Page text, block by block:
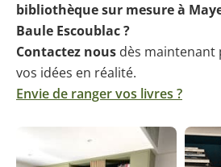
bibliothèque sur mesure à
Baule Escoublac ?
Contactez nous dès
vos idées en réalité.
Envie de ranger vos livres ?